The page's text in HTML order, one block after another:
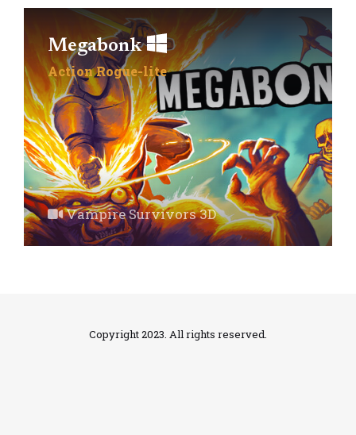
Megabonk
ActionRogue-lite
Vampire Survivors 3D
Copyright 2023. All rights reserved.